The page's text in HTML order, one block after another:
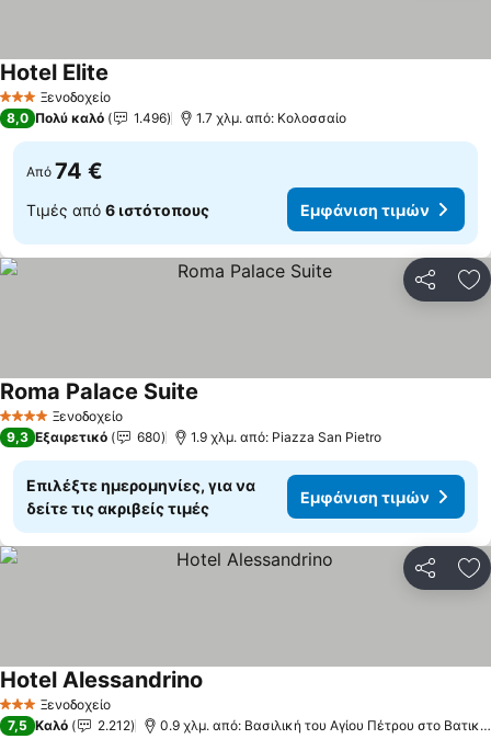
3 ΑστέριαΞενοδοχείο
Hotel Elite
8,0 Πολύ καλό 1.496 1.7 χλμ. από: Κολοσσαίο
Από 74 €
Τιμές από 6 ιστότοπους Εμφάνιση τιμών
4 ΑστέριαΞενοδοχείο
Roma Palace Suite
9,3 Εξαιρετικό 680 1.9 χλμ. από: Piazza San Pietro
Επιλέξτε ημερομηνίες, για να
δείτε τις ακριβείς τιμές
Εμφάνιση τιμών
3 ΑστέριαΞενοδοχείο
Hotel Alessandrino
7,5 Καλό 2.212 0.9 χλμ. από: Βασιλική του Αγίου Πέτρου στο Βατικανό